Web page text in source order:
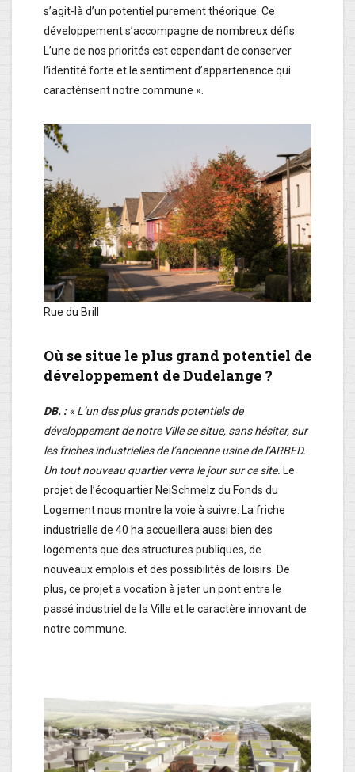
s’agit-là d’un potentiel purement théorique. Ce
développement s’accompagne de nombreux défis.
L’une de nos priorités est cependant de conserver
l’identité forte et le sentiment d’appartenance qui
caractérisent notre commune ».
Rue du Brill
Où se situe le plus grand potentiel de
développement de Dudelange ?
DB. :« L’un des plus grands potentiels de
développement de notre Ville se situe, sans hésiter, sur
les friches industrielles de l’ancienne usine de l’ARBED.
Un tout nouveau quartier verra le jour sur ce site. Le
projet de l’écoquartier NeiSchmelz du Fonds du
Logement nous montre la voie à suivre. La friche
industrielle de 40 ha accueillera aussi bien des
logements que des structures publiques, de
nouveaux emplois et des possibilités de loisirs. De
plus, ce projet a vocation à jeter un pont entre le
passé industriel de la Ville et le caractère innovant de
notre commune.